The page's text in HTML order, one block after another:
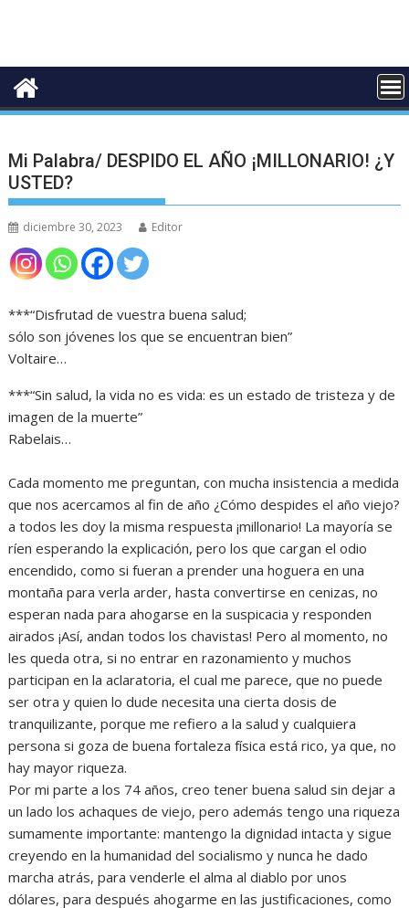
Mi Palabra/ DESPIDO EL AÑO ¡MILLONARIO! ¿Y
USTED?
diciembre 30, 2023 Editor
***“Disfrutad de vuestra buena salud;
sólo son jóvenes los que se encuentran bien”
Voltaire…
***“Sin salud, la vida no es vida: es un estado de tristeza y de
imagen de la muerte”
Rabelais…
Cada momento me preguntan, con mucha insistencia a medida
que nos acercamos al fin de año ¿Cómo despides el año viejo?
a todos les doy la misma respuesta ¡millonario! La mayoría se
ríen esperando la explicación, pero los que cargan el odio
encendido, como si fueran a prender una hoguera en una
montaña para verla arder, hasta convertirse en cenizas, no
esperan nada para ahogarse en la suspicacia y responden
airados ¡Así, andan todos los chavistas! Pero al momento, no
les queda otra, si no entrar en razonamiento y muchos
participan en la aclaratoria, el cual me parece, que no puede
ser otra y quien lo dude necesita una cierta dosis de
tranquilizante, porque me refiero a la salud y cualquiera
persona si goza de buena fortaleza física está rico, ya que, no
hay mayor riqueza.
Por mi parte a los 74 años, creo tener buena salud sin dejar a
un lado los achaques de viejo, pero además tengo una riqueza
sumamente importante: mantengo la dignidad intacta y sigue
creyendo en la humanidad del socialismo y nunca he dado
marcha atrás, para venderle el alma al diablo por unos
dólares, para después ahogarme en las justificaciones, como